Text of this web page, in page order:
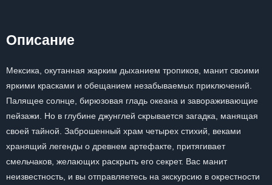
Описание
Мексика, окутанная жарким дыханием тропиков, манит своими
яркими красками и обещанием незабываемых приключений.
Палящее солнце, бирюзовая гладь океана и завораживающие
пейзажи. Но в глубине джунглей скрывается загадка, манящая
своей тайной. Заброшенный храм четырех стихий, веками
хранящий легенды о древнем артефакте, притягивает
смельчаков, желающих раскрыть его секрет. Вас манит
неизвестность, и вы отправляетесь на экскурсию в окрестности